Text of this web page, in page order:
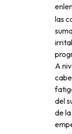
las
A
del
de